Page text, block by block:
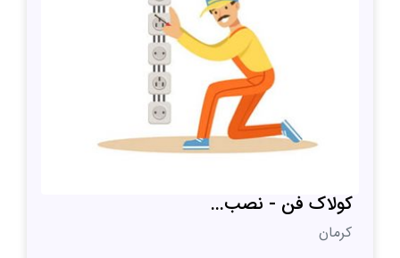
کولاک فن - نصب...
کرمان